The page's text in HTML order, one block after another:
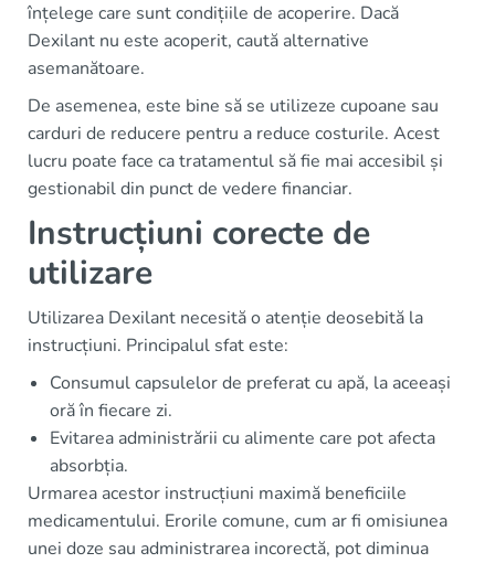
înțelege care sunt condițiile de acoperire. Dacă
Dexilant nu este acoperit, caută alternative
asemanătoare.
De asemenea, este bine să se utilizeze cupoane sau
carduri de reducere pentru a reduce costurile. Acest
lucru poate face ca tratamentul să fie mai accesibil și
gestionabil din punct de vedere financiar.
Instrucțiuni corecte de
utilizare
Utilizarea Dexilant necesită o atenție deosebită la
instrucțiuni. Principalul sfat este:
Consumul capsulelor de preferat cu apă, la aceeași
oră în fiecare zi.
Evitarea administrării cu alimente care pot afecta
absorbția.
Urmarea acestor instrucțiuni maximă beneficiile
medicamentului. Erorile comune, cum ar fi omisiunea
unei doze sau administrarea incorectă, pot diminua